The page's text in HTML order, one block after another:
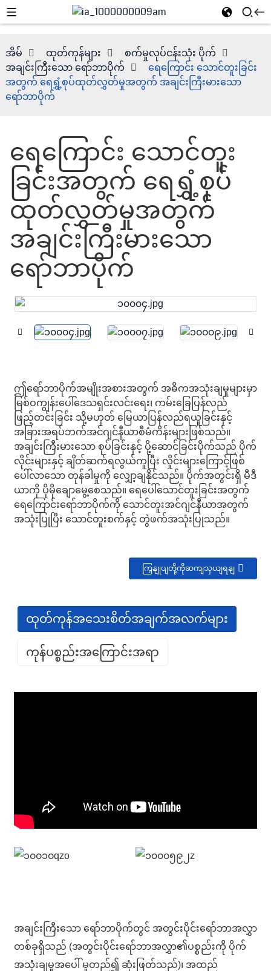
အိမ် ထုတ်ကုန်များ
စက်မှုလုပ်ငန်းသုံး ပိုက်
အချင်းကြီးသော ရော်ဘာပိုက်
ရေကြောင်း သောင်တူးခြင်း
အတွက် ရေရွှံ့စုပ်ထုတ်လွှတ်မှုအတွက် အချင်းကြီးမားသော
ရော်ဘာပိုက်
ရေကြောင်း သောင်တူး
ခြင်းအတွက် ရေရွှံ့စုပ်
ထုတ်လွှတ်မှုအတွက်
အချင်းကြီးမားသော
ရော်ဘာပိုက်
ဤရော်ဘာပိုက်အမျိုးအစားအတွက် အဓိကအသုံးချမှုများမှာ
မြစ်ဝကျွန်းပေါ်ဒေသရှင်းလင်းရေး၊ ကမ်းခြေပြန်လည်
ဖြည့်တင်းခြင်း သို့မဟုတ် မြေယာပြန်လည်ရယူခြင်းနှင့်
အခြားအရပ်ဘက်အင်ဂျင်နီယာစီမံကိန်းများဖြစ်သည်။
အချင်းကြီးမားသော စုပ်ခြင်းနှင့် ပို့ဆောင်ခြင်းပိုက်သည် ပိုက်
လိုင်းများနှင့် ချိတ်ဆက်ရလွယ်ကူပြီး လှိုင်းများကြောင့်ဖြစ်
ပေါ်လာသော တုန်ခါမှုကို လျှော့ချနိုင်သည်။ ပိုက်အတွင်းရှိ မီဒီ
ယာကို ပိုမိုချောမွေ့စေသည်။ ရေပေါ်သောင်တူးခြင်းအတွက်
ရေကြောင်းရော်ဘာပိုက်ကို သောင်တူးအင်ဂျင်နီယာအတွက်
အသုံးပြုပြီး သောင်တူးစက်နှင့် တွဲဖက်အသုံးပြုသည်။
ကြှနျုပျတို့ကိုဆကျသှယျရနျ
ထုတ်ကုန်အသေးစိတ်အချက်အလက်များ
ကုန်ပစ္စည်းအကြောင်းအရာ
အချင်းကြီးသော ရော်ဘာပိုက်တွင် အတွင်းပိုင်းရော်ဘာအလွှာ
တစ်ခုရှိသည် (အတွင်းပိုင်းရော်ဘာအလွှာ၏ပစ္စည်းကို ပိုက်
အသုံးချမှုအပေါ် မူတည်၍ ဆုံးဖြတ်သည်)၊ အထည်
*Name Cannot be empty!